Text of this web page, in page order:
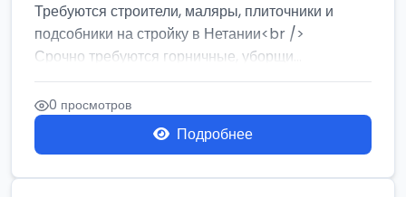
Требуются строители, маляры, плиточники и
подсобники на стройку в Нетании<br />
Срочно требуются горничные, уборщи...
0 просмотров
Подробнее